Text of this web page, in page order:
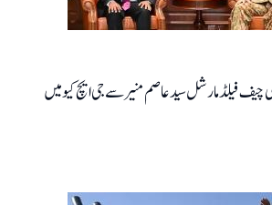
چیف فیلڈ مارشل سید عاصم منیر سے جی ایچ کیو میں